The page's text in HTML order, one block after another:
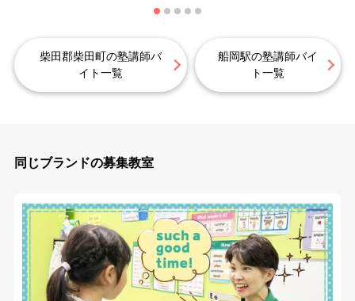
柴田郡柴田町の塾講師バ
イト一覧
船岡駅の塾講師バイ
ト一覧
同じブランドの募集教室